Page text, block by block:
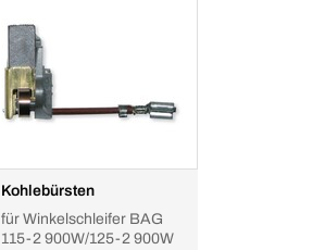
Kohlebürsten
für Winkelschleifer BAG
115-2 900W/125-2 900W